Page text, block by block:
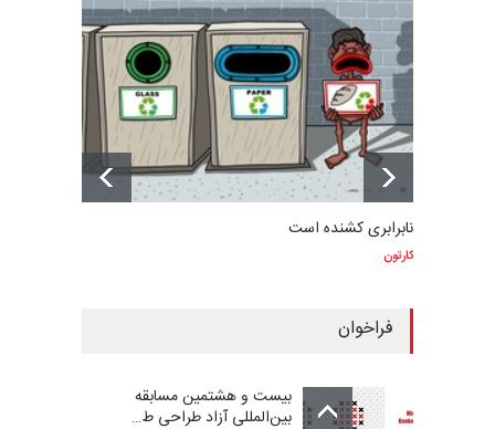
نابرابری کشنده است
کارتون
فراخوان
بیست و هشتمین مسابقه
بین‌المللی آزاد طراحی ط…